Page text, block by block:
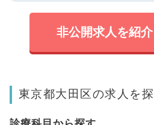
非公開求人を紹
東京都大田区の求人を